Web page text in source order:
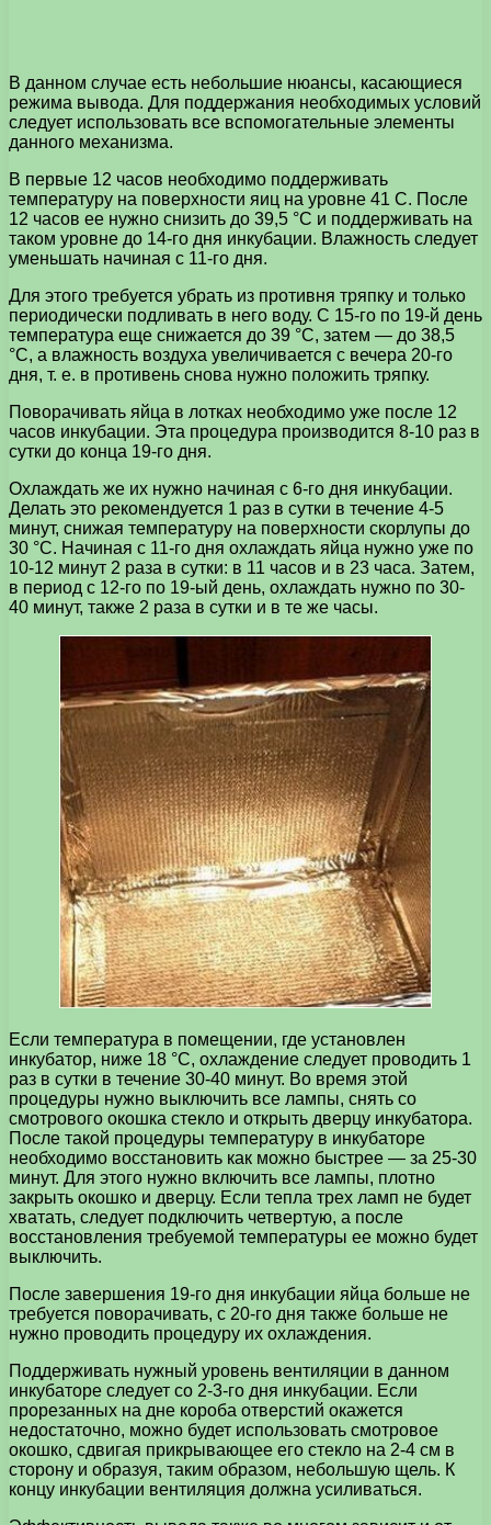
В данном случае есть небольшие нюансы, касающиеся
режима вывода. Для поддержания необходимых условий
следует использовать все вспомогательные элементы
данного механизма.
В первые 12 часов необходимо поддерживать
температуру на поверхности яиц на уровне 41 С. После
12 часов ее нужно снизить до 39,5 °С и поддерживать на
таком уровне до 14-го дня инкубации. Влажность следует
уменьшать начиная с 11-го дня.
Для этого требуется убрать из противня тряпку и только
периодически подливать в него воду. С 15-го по 19-й день
температура еще снижается до 39 °С, затем — до 38,5
°С, а влажность воздуха увеличивается с вечера 20-го
дня, т. е. в противень снова нужно положить тряпку.
Поворачивать яйца в лотках необходимо уже после 12
часов инкубации. Эта процедура производится 8-10 раз в
сутки до конца 19-го дня.
Охлаждать же их нужно начиная с 6-го дня инкубации.
Делать это рекомендуется 1 раз в сутки в течение 4-5
минут, снижая температуру на поверхности скорлупы до
30 °С. Начиная с 11-го дня охлаждать яйца нужно уже по
10-12 минут 2 раза в сутки: в 11 часов и в 23 часа. Затем,
в период с 12-го по 19-ый день, охлаждать нужно по 30-
40 минут, также 2 раза в сутки и в те же часы.
Если температура в помещении, где установлен
инкубатор, ниже 18 °С, охлаждение следует проводить 1
раз в сутки в течение 30-40 минут. Во время этой
процедуры нужно выключить все лампы, снять со
смотрового окошка стекло и открыть дверцу инкубатора.
После такой процедуры температуру в инкубаторе
необходимо восстановить как можно быстрее — за 25-30
минут. Для этого нужно включить все лампы, плотно
закрыть окошко и дверцу. Если тепла трех ламп не будет
хватать, следует подключить четвертую, а после
восстановления требуемой температуры ее можно будет
выключить.
После завершения 19-го дня инкубации яйца больше не
требуется поворачивать, с 20-го дня также больше не
нужно проводить процедуру их охлаждения.
Поддерживать нужный уровень вентиляции в данном
инкубаторе следует со 2-3-го дня инкубации. Если
прорезанных на дне короба отверстий окажется
недостаточно, можно будет использовать смотровое
окошко, сдвигая прикрывающее его стекло на 2-4 см в
сторону и образуя, таким образом, небольшую щель. К
концу инкубации вентиляция должна усиливаться.